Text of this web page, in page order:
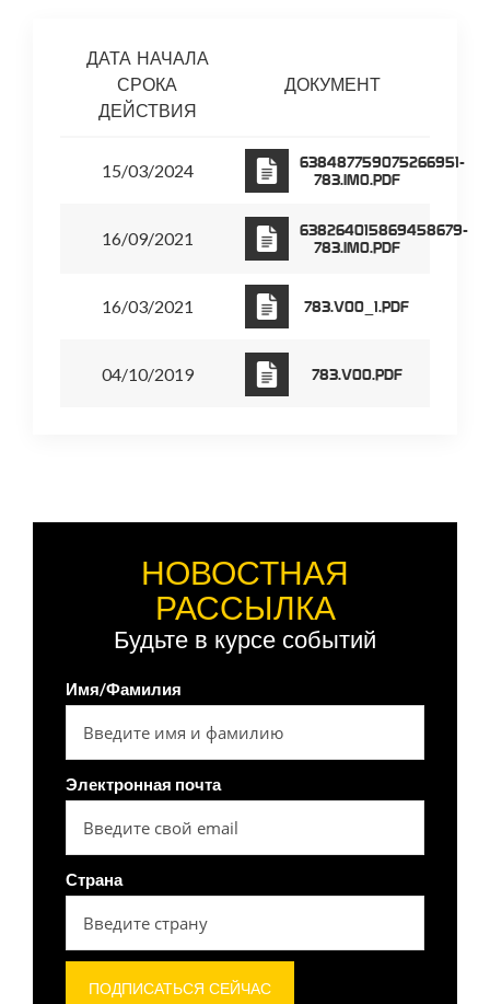
ДАТА НАЧАЛА
СРОКА
ДЕЙСТВИЯ
ДОКУМЕНТ
15/03/2024
638487759075266951-
783.IM0.PDF
16/09/2021
638264015869458679-
783.IM0.PDF
16/03/2021 783.V00_1.PDF
04/10/2019 783.V00.PDF
НОВОСТНАЯ
РАССЫЛКА
Будьте в курсе событий
Имя/Фамилия
Электронная почта
Страна